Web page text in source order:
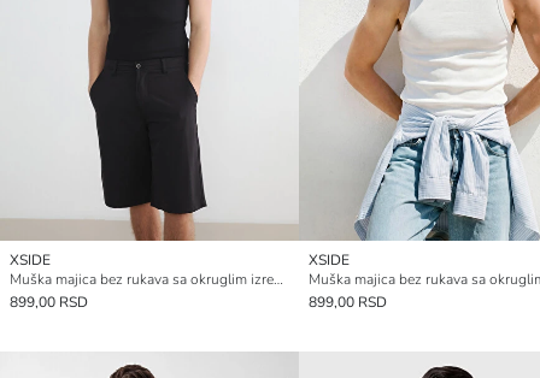
XSIDE
Muška majica bez rukava sa okruglim izrezom
899,00 RSD
XSIDE
899,00 RSD